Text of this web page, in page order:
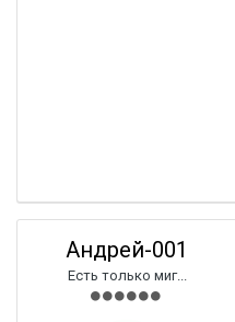
Андрей-001
Есть только миг...